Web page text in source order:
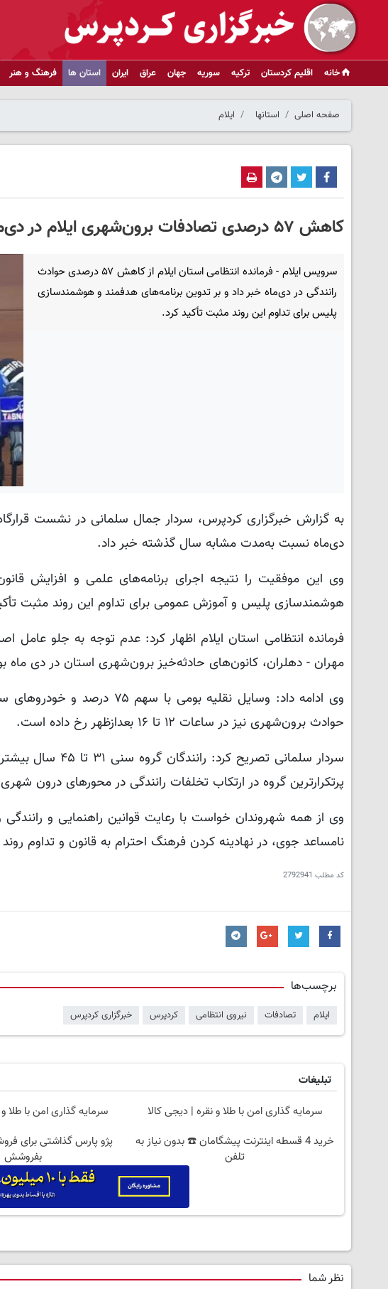
خانه اقلیم کردستان ترکیه سوریه جهان عراق ایران استان ها فرهنگ و هنر
صفحه اصلی استانها ایلام
کاهش ۵۷ درصدی تصادفات برون‌شهری ایلام در دی‌ماه
سرویس ایلام - فرمانده انتظامی استان ایلام از کاهش ۵۷ درصدی حوادث
رانندگی در دی‌ماه خبر داد و بر تدوین برنامه‌های هدفمند و هوشمندسازی
پلیس برای تداوم این روند مثبت تأکید کرد.
دی‌ماه نسبت به‌مدت مشابه سال گذشته خبر داد.
وی این موفقیت را نتیجه اجرای برنامه‌های علمی و افزایش
هوشمندسازی پلیس و آموزش عمومی برای تداوم این روند مثبت
فرمانده انتظامی استان ایلام اظهار کرد: عدم توجه به جلو
مهران - دهلران، کانون‌های حادثه‌خیز برون‌شهری استان در دی ماه
وی ادامه داد: وسایل نقلیه
حوادث برون‌شهری نیز در ساعات ۱۲ تا ۱۶ بعدازظهر رخ داده است.
پرتکرارترین گروه در ارتکاب تخلفات رانندگی در محورهای درون شهری
وی از همه شهروندان خواست با رعایت قوانین راهنمایی و
نامساعد جوی، در نهادینه کردن فرهنگ احترام به قانون و
کد مطلب 2792941
برچسب‌ها
ایلام تصادفات نیروی انتظامی کردپرس خبرگزاری کردپرس
تبلیغات
سرمایه گذاری امن با طلا و نقره | دیجی کالا
سرمایه گذاری امن با طلا
خرید 4 قسطه اینترنت پیشگامان ☎️ بدون نیاز به
تلفن
پژو پارس گذاشتی برای
بفروشش
نظر شما